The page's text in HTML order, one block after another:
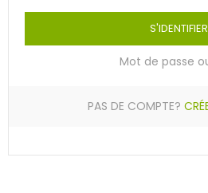
S'IDENTIFIER
Mot de passe
PAS DE COMPTE?